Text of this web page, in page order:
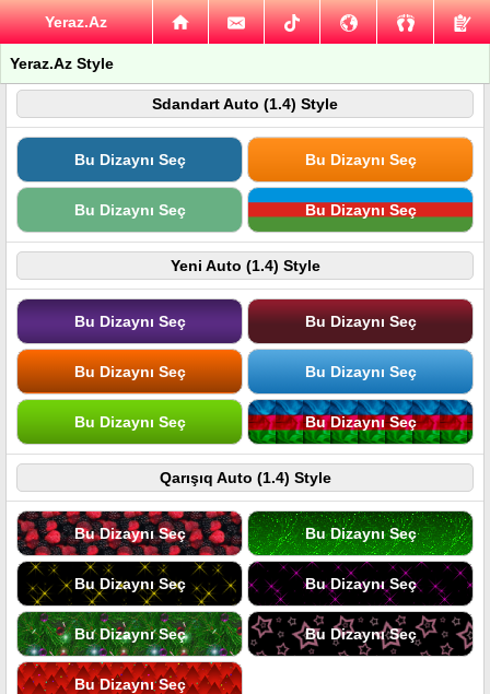
Yeraz.Az
Yeraz.Az Style
Sdandart Auto (1.4) Style
Bu Dizaynı Seç Bu Dizaynı Seç
Bu Dizaynı Seç Bu Dizaynı Seç
Yeni Auto (1.4) Style
Bu Dizaynı Seç Bu Dizaynı Seç
Bu Dizaynı Seç Bu Dizaynı Seç
Bu Dizaynı Seç Bu Dizaynı Seç
Qarışıq Auto (1.4) Style
Bu Dizaynı Seç Bu Dizaynı Seç
Bu Dizaynı Seç Bu Dizaynı Seç
Bu Dizaynı Seç Bu Dizaynı Seç
Bu Dizaynı Seç